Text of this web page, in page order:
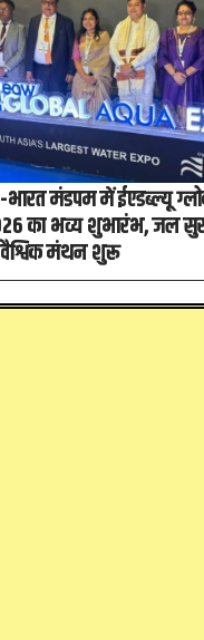
भारत मंडपम में ईएडब्ल्यू
का भव्य शुभारंभ, जल
वैश्विक मंथन शुरू